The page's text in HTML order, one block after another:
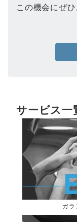
この機会にぜひ
サービス一
ガラ